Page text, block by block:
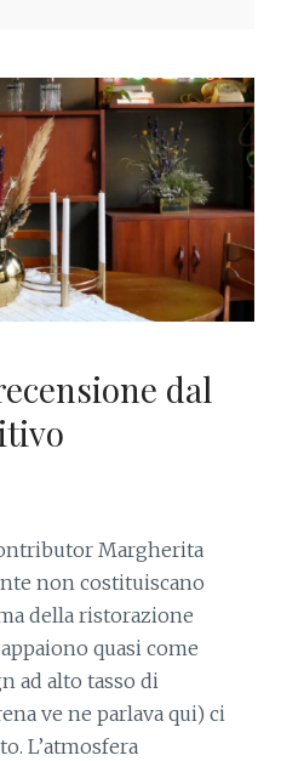
dal
Margherita
non costituiscano
della ristorazione
quasi come
ad alto tasso di
ve ne parlava qui) ci
L’atmosfera